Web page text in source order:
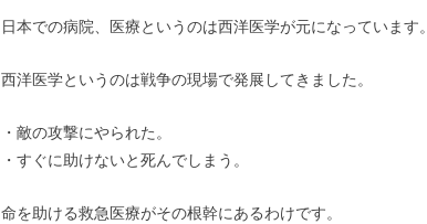
日本での病院、医療というのは西洋医学が元になっています。
西洋医学というのは戦争の現場で発展してきました。
・敵の攻撃にやられた。
・すぐに助けないと死んでしまう。
命を助ける救急医療がその根幹にあるわけです。